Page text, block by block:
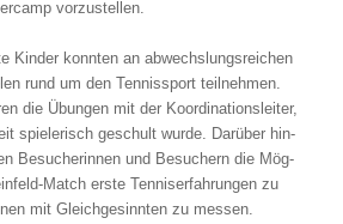
vor­zu­stel­len.
Kin­der konn­ten an abwechs­lungs­rei­chen
rund um den Ten­nis­sport teil­neh­men.
die Übun­gen mit der Koor­di­na­ti­ons­lei­ter,
spie­le­risch geschult wur­de. Dar­über hin­
Besu­che­rin­nen und Besu­chern die Mög­
Match ers­te Ten­nis­er­fah­run­gen zu
mit Gleich­ge­sinn­ten zu mes­sen.